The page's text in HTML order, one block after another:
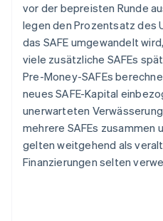
vor der bepreisten Runde
legen den Prozentsatz des
das SAFE umgewandelt
viele zusätzliche SAFEs
Pre-Money-SAFEs
neues SAFE-Kapital
unerwarteten
mehrere SAFEs zusammen
gelten weitgehend als
Finanzierungen selten